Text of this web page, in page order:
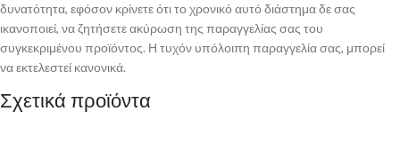
δυνατότητα, εφόσον κρίνετε ότι το χρονικό αυτό διάστημα δε σας
ικανοποιεί, να ζητήσετε ακύρωση της παραγγελίας σας του
συγκεκριμένου προϊόντος. Η τυχόν υπόλοιπη παραγγελία σας, μπορεί
να εκτελεστεί κανονικά.
Σχετικά προϊόντα